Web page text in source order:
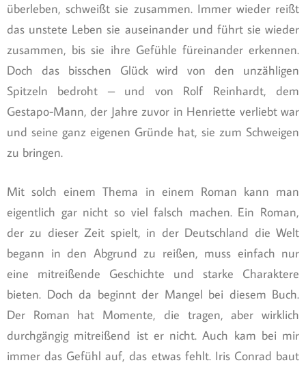
überleben, schweißt sie zusammen. Immer wieder reißt
das unstete Leben sie auseinander und führt sie wieder
zusammen, bis sie ihre Gefühle füreinander erkennen.
Doch das bisschen Glück wird von den unzähligen
Spitzeln bedroht – und von Rolf Reinhardt, dem
Gestapo-Mann, der Jahre zuvor in Henriette verliebt war
und seine ganz eigenen Gründe hat, sie zum Schweigen
zu bringen.
Mit solch einem Thema in einem Roman kann man
eigentlich gar nicht so viel falsch machen. Ein Roman,
der zu dieser Zeit spielt, in der Deutschland die Welt
begann in den Abgrund zu reißen, muss einfach nur
eine mitreißende Geschichte und starke Charaktere
bieten. Doch da beginnt der Mangel bei diesem Buch.
Der Roman hat Momente, die tragen, aber wirklich
durchgängig mitreißend ist er nicht. Auch kam bei mir
immer das Gefühl auf, das etwas fehlt. Iris Conrad baut